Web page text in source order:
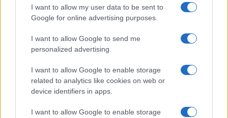
I want to allow my user data to be sent to
Google for online advertising purposes.
I want to allow Google to send me
personalized advertising.
I want to allow Google to enable storage
related to analytics like cookies on web or
device identifiers in apps.
I want to allow Google to enable storage